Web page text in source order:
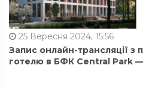
25 Вересня 2024, 15:56
Запис онлайн-трансляції з
готелю в БФК Central Park